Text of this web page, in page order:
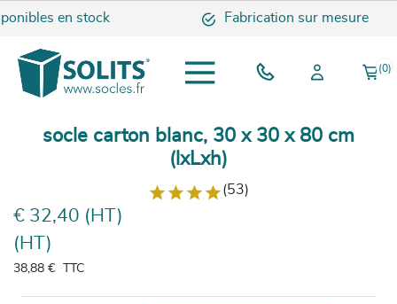
en stock Fabrication sur mesure
(0)
socle carton blanc, 30 x 30 x 80 cm
(lxLxh)
(53)
€ 32,40 (HT)
(HT)
38,88 € TTC